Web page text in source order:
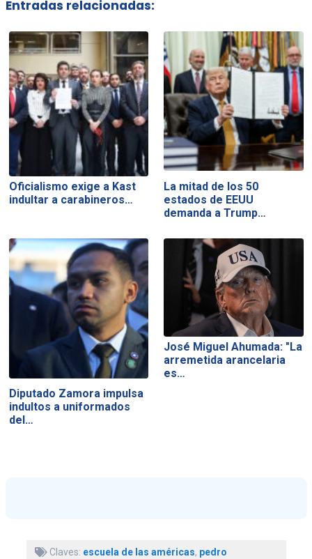
Entradas relacionadas:
Oficialismo exige a Kast
indultar a carabineros…
La mitad de los 50
estados de EEUU
demanda a Trump…
Diputado Zamora impulsa
indultos a uniformados
del…
José Miguel Ahumada: "La
arremetida arancelaria
es…
Claves: escuela de las américas, pedro